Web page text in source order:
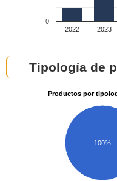
2022 2023
0
Tipología de
Productos por
100%